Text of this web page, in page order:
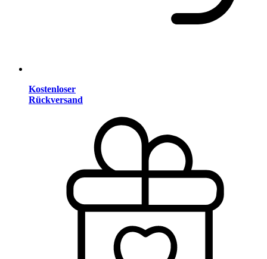
Kostenloser
Rückversand